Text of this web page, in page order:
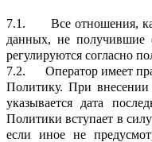
7.1.
Все отношения,
данных, не получившие
регулируются согласно
7.2.
Оператор имеет
Политику. При внесении
указывается дата
Политики вступает в
если иное не